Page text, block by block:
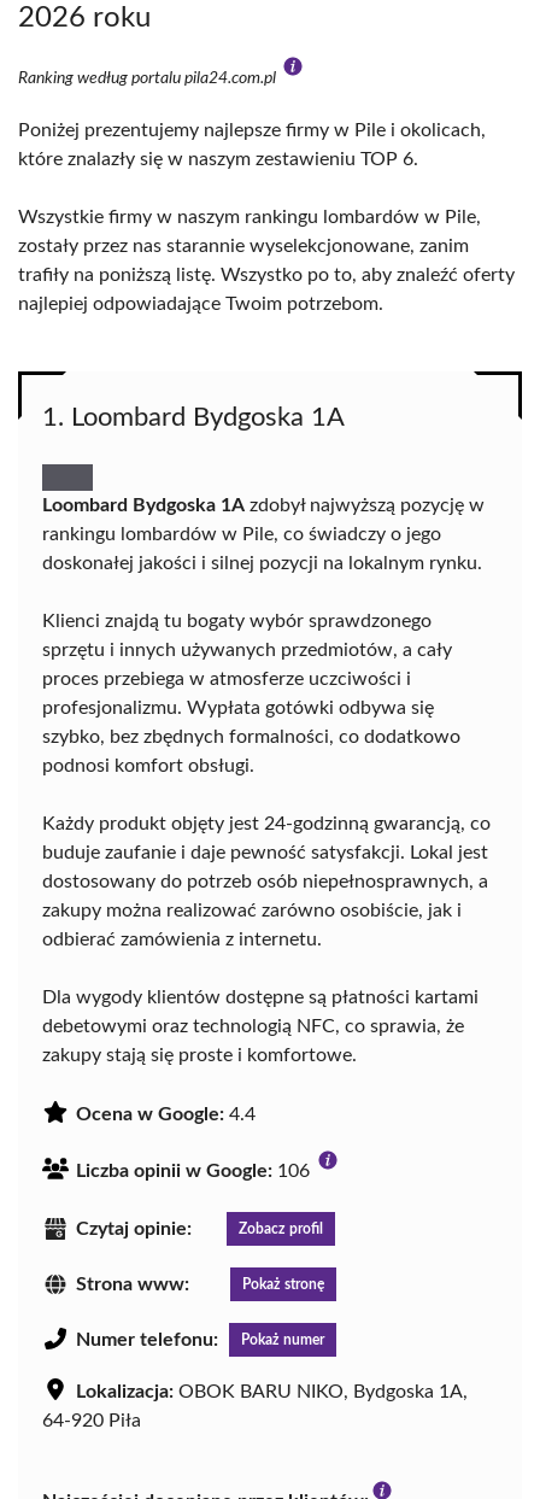
2026 roku
Ranking według portalu pila24.com.pl
Poniżej prezentujemy najlepsze firmy w Pile i okolicach,
które znalazły się w naszym zestawieniu TOP 6.
Wszystkie firmy w naszym rankingu lombardów w Pile,
zostały przez nas starannie wyselekcjonowane, zanim
trafiły na poniższą listę. Wszystko po to, aby znaleźć oferty
najlepiej odpowiadające Twoim potrzebom.
1. Loombard Bydgoska 1A
Loombard Bydgoska 1A zdobył najwyższą pozycję w
rankingu lombardów w Pile, co świadczy o jego
doskonałej jakości i silnej pozycji na lokalnym rynku.
Klienci znajdą tu bogaty wybór sprawdzonego
sprzętu i innych używanych przedmiotów, a cały
proces przebiega w atmosferze uczciwości i
profesjonalizmu. Wypłata gotówki odbywa się
szybko, bez zbędnych formalności, co dodatkowo
podnosi komfort obsługi.
Każdy produkt objęty jest 24-godzinną gwarancją, co
buduje zaufanie i daje pewność satysfakcji. Lokal jest
dostosowany do potrzeb osób niepełnosprawnych, a
zakupy można realizować zarówno osobiście, jak i
odbierać zamówienia z internetu.
Dla wygody klientów dostępne są płatności kartami
debetowymi oraz technologią NFC, co sprawia, że
zakupy stają się proste i komfortowe.
Ocena w Google: 4.4
Liczba opinii w Google: 106
Czytaj opinie: Zobacz profil
Strona www: Pokaż stronę
Numer telefonu: Pokaż numer
Lokalizacja: OBOK BARU NIKO, Bydgoska 1A,
64-920 Piła